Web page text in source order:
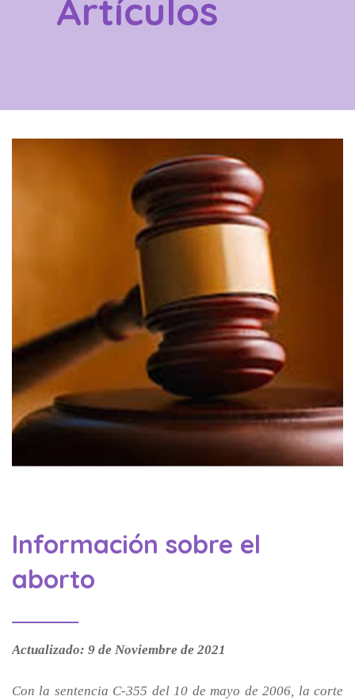
Artículos
Información sobre el
aborto
Actualizado: 9 de Noviembre de 2021
Con la sentencia C-355 del 10 de mayo de 2006, la corte